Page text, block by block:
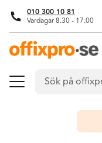
Meny
010 300 10 81
Vardagar 8.30 - 17.00